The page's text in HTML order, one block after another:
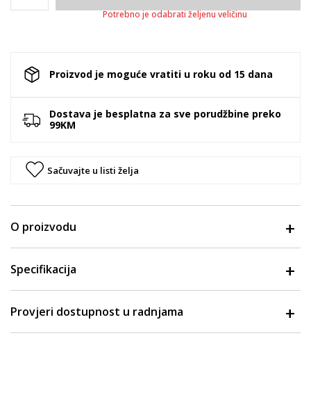
Potrebno je odabrati željenu veličinu
Proizvod je moguće vratiti u roku od 15 dana
Dostava je besplatna za sve porudžbine preko
99KM
Sačuvajte u listi želja
O proizvodu
Specifikacija
Provjeri dostupnost u radnjama